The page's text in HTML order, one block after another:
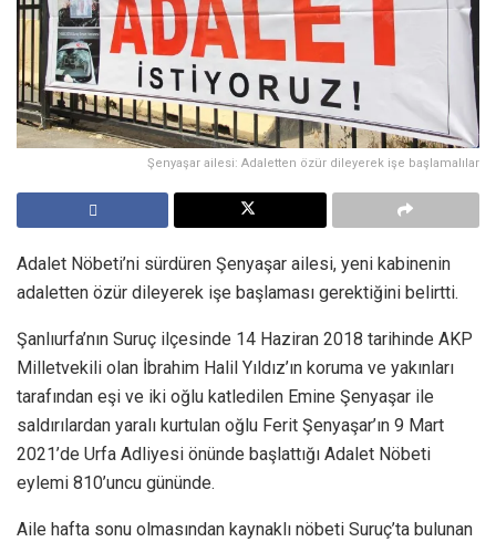
Şenyaşar ailesi: Adaletten özür dileyerek işe başlamalılar
Adalet Nöbeti’ni sürdüren Şenyaşar ailesi, yeni kabinenin
adaletten özür dileyerek işe başlaması gerektiğini belirtti.
Şanlıurfa’nın Suruç ilçesinde 14 Haziran 2018 tarihinde AKP
Milletvekili olan İbrahim Halil Yıldız’ın koruma ve yakınları
tarafından eşi ve iki oğlu katledilen Emine Şenyaşar ile
saldırılardan yaralı kurtulan oğlu Ferit Şenyaşar’ın 9 Mart
2021’de Urfa Adliyesi önünde başlattığı Adalet Nöbeti
eylemi 810’uncu gününde.
Aile hafta sonu olmasından kaynaklı nöbeti Suruç’ta bulunan